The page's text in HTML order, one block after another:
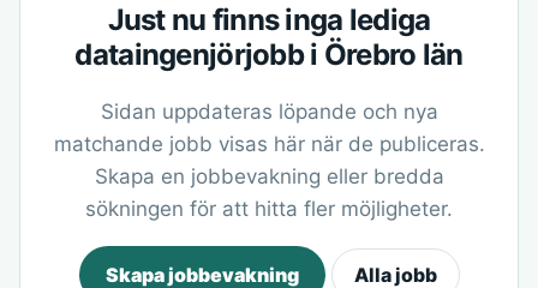
Just nu finns inga lediga
dataingenjörjobb i Örebro län
Sidan uppdateras löpande och nya
matchande jobb visas här när de publiceras.
Skapa en jobbevakning eller bredda
sökningen för att hitta fler möjligheter.
Skapa jobbevakning Alla jobb